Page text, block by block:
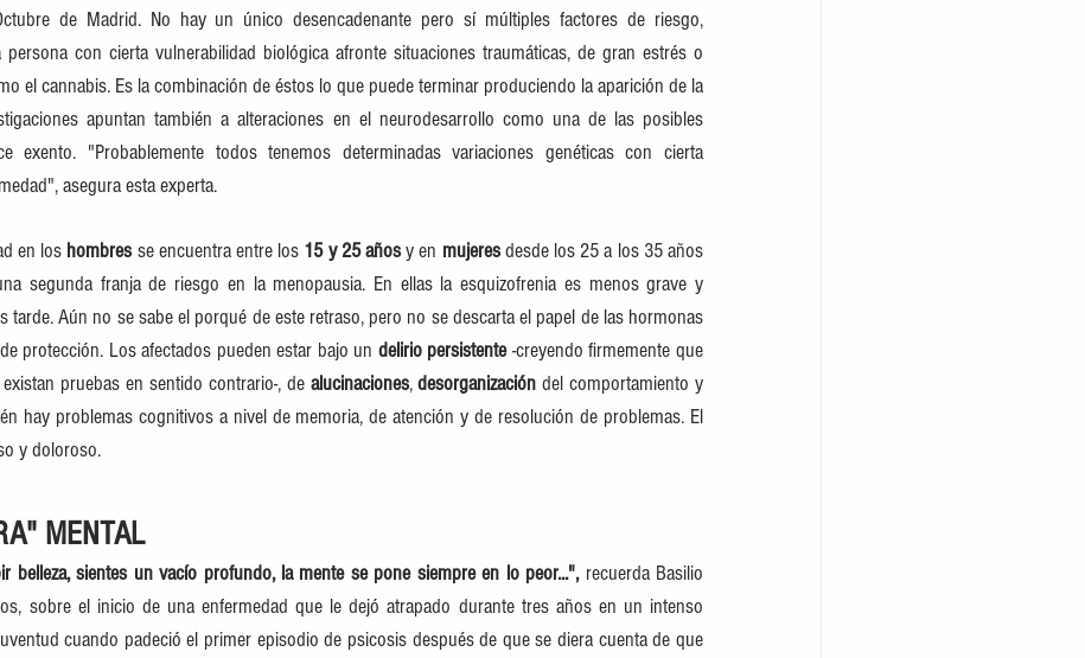
de Madrid. No hay un único desencadenante pero sí múltiples factores de riesgo,
persona con cierta vulnerabilidad biológica afronte situaciones traumáticas, de gran estrés o
el cannabis. Es la combinación de éstos lo que puede terminar produciendo la aparición de la
apuntan también a alteraciones en el neurodesarrollo como una de las posibles
exento. "Probablemente todos tenemos determinadas variaciones genéticas con cierta
asegura esta experta.
en los hombres se encuentra entre los 15 y 25 años y en mujeres desde los 25 a los 35 años
segunda franja de riesgo en la menopausia. En ellas la esquizofrenia es menos grave y
tarde. Aún no se sabe el porqué de este retraso, pero no se descarta el papel de las hormonas
protección. Los afectados pueden estar bajo un delirio persistente -creyendo firmemente que
pruebas en sentido contrario-, de alucinaciones, desorganización del comportamiento y
hay problemas cognitivos a nivel de memoria, de atención y de resolución de problemas. El
y doloroso.
MENTAL
belleza, sientes un vacío profundo, la mente se pone siempre en lo peor...", recuerda Basilio
sobre el inicio de una enfermedad que le dejó atrapado durante tres años en un intenso
cuando padeció el primer episodio de psicosis después de que se diera cuenta de que